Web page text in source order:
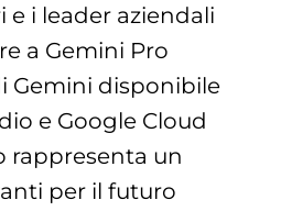
e i leader aziendali
a Gemini Pro
Gemini disponibile
e Google Cloud
rappresenta un
per il futuro